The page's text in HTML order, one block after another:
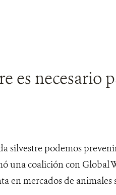
es necesario
silvestre podemos
una coalición con Global
en mercados de animales